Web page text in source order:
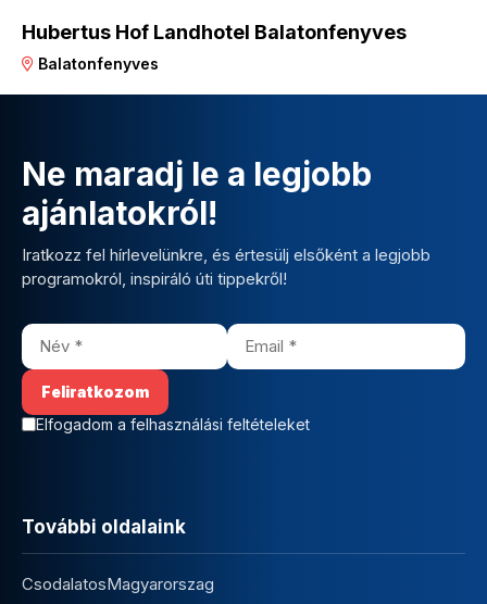
Hubertus Hof Landhotel Balatonfenyves
Balatonfenyves
Ne maradj le a legjobb
ajánlatokról!
Iratkozz fel hírlevelünkre, és értesülj elsőként a legjobb
programokról, inspiráló úti tippekről!
Elfogadom a felhasználási feltételeket
További oldalaink
CsodalatosMagyarorszag